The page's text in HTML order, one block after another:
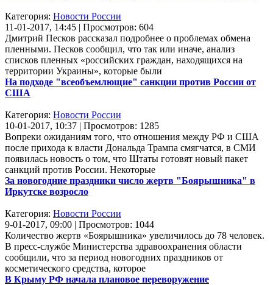
Категория: Новости России
11-01-2017, 14:45 | Просмотров: 604
Дмитрий Песков рассказал подробнее о проблемах обмена
пленными. Песков сообщил, что так или иначе, анализ
списков пленных «российских граждан, находящихся на
территории Украины», которые были
На подходе "всеобъемлющие" санкции против России от
США
Категория: Новости России
10-01-2017, 10:37 | Просмотров: 1285
Вопреки ожиданиям того, что отношения между РФ и США
после прихода к власти Дональда Трампа смягчатся, в СМИ
появилась новость о том, что Штаты готовят новый пакет
санкций против России. Некоторые
За новогодние праздники число жертв "Боярышника" в
Иркутске возросло
Категория: Новости России
9-01-2017, 09:00 | Просмотров: 1044
Количество жертв «Боярышника» увеличилось до 78 человек.
В пресс-службе Министерства здравоохранения области
сообщили, что за период новогодних праздников от
косметического средства, которое
В Крыму РФ начала плановое переворужение